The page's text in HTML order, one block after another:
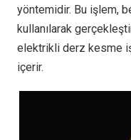
yöntemidir. Bu işlem,
kullanılarak
elektrikli derz kesme
içerir.